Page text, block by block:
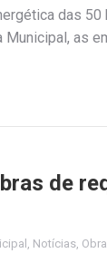
das
Municipal, as
de
, Notícias,